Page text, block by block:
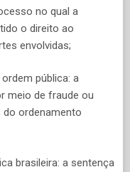
no qual a
o direito ao
envolvidas;
pública: a
meio de fraude ou
ordenamento
brasileira: a sentença